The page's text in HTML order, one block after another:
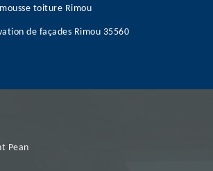
toiture Rimou
de façades Rimou 35560
Pean